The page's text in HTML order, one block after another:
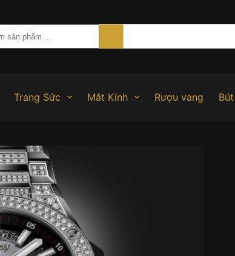
Trang Sức Mắt Kính Rượu vang